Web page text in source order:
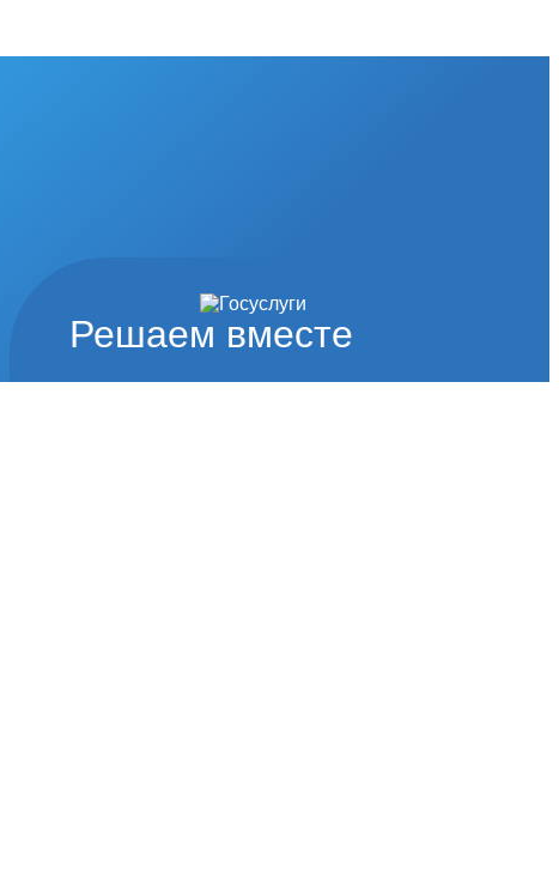
Решаем вместе